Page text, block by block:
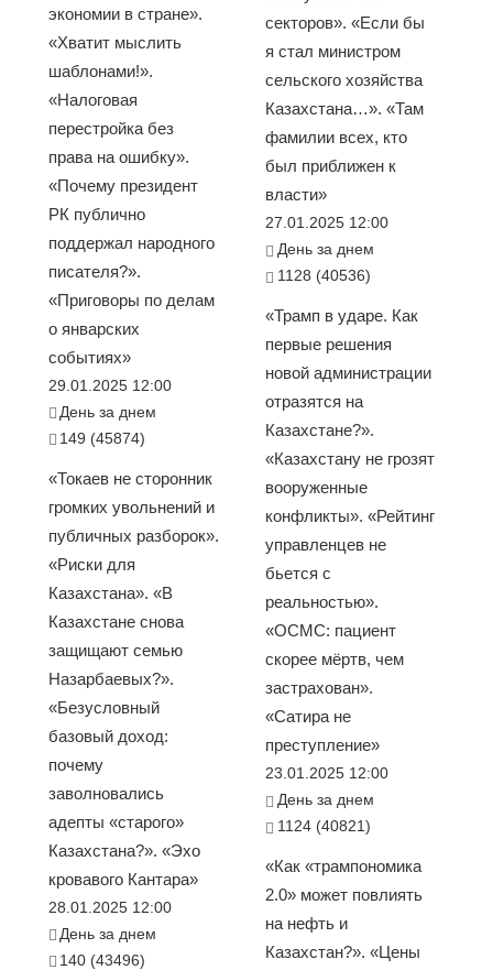
экономии в стране».
«Хватит мыслить
шаблонами!».
«Налоговая
перестройка без
права на ошибку».
«Почему президент
РК публично
поддержал народного
писателя?».
«Приговоры по делам
о январских
событиях»
29.01.2025 12:00
День за днем
149 (45874)
«Токаев не сторонник
громких увольнений и
публичных разборок».
«Риски для
Казахстана». «В
Казахстане снова
защищают семью
Назарбаевых?».
«Безусловный
базовый доход:
почему
заволновались
адепты «старого»
Казахстана?». «Эхо
кровавого Кантара»
28.01.2025 12:00
День за днем
140 (43496)
секторов». «Если бы
я стал министром
сельского хозяйства
Казахстана…». «Там
фамилии всех, кто
был приближен к
власти»
27.01.2025 12:00
День за днем
1128 (40536)
«Трамп в ударе. Как
первые решения
новой администрации
отразятся на
Казахстане?».
«Казахстану не грозят
вооруженные
конфликты». «Рейтинг
управленцев не
бьется с
реальностью».
«ОСМС: пациент
скорее мёртв, чем
застрахован».
«Сатира не
преступление»
23.01.2025 12:00
День за днем
1124 (40821)
«Как «трампономика
2.0» может повлиять
на нефть и
Казахстан?». «Цены